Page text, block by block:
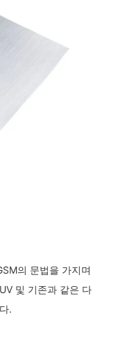
의 문법을 가지며
및 기존과 같은 다
.